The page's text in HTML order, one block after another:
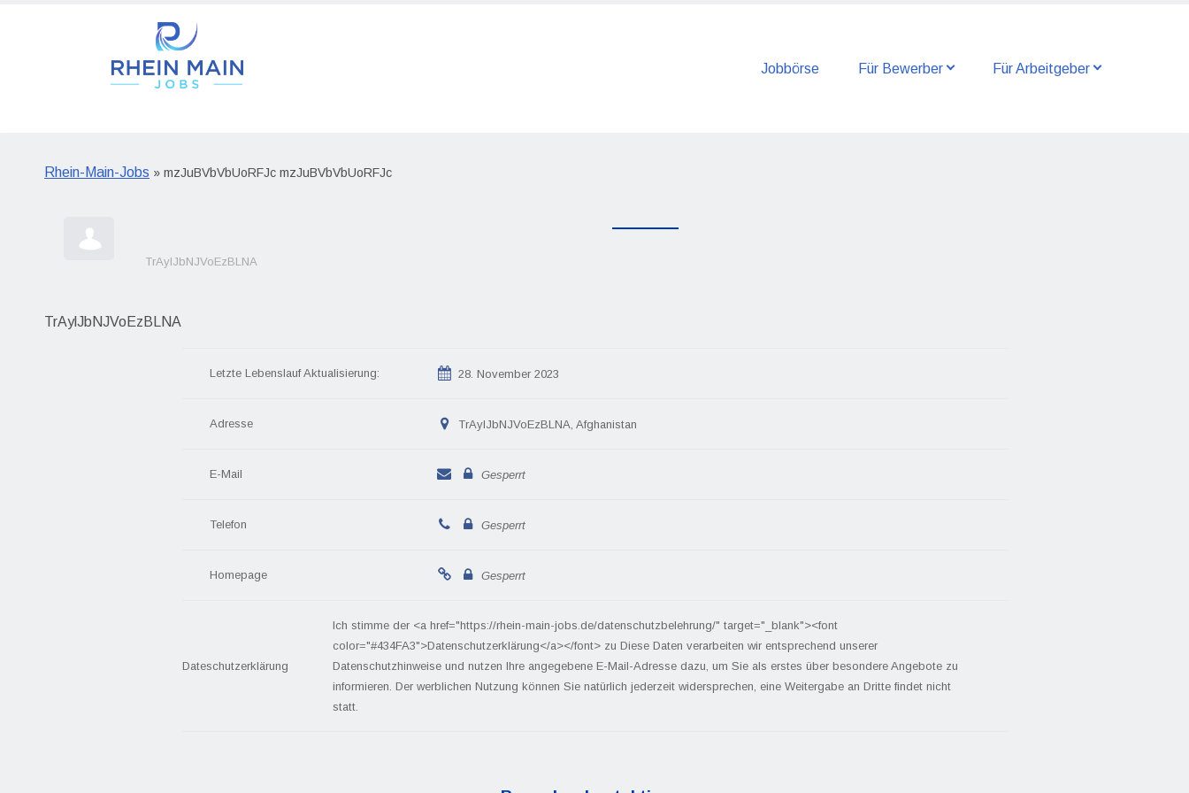
Jobbörse Für Bewerber Für Arbeitgeber
Rhein-Main-Jobs » mzJuBVbVbUoRFJc mzJuBVbVbUoRFJc
TrAylJbNJVoEzBLNA
TrAylJbNJVoEzBLNA
Letzte Lebenslauf Aktualisierung: 28. November 2023
Adresse TrAylJbNJVoEzBLNA, Afghanistan
E-Mail Gesperrt
Telefon Gesperrt
Homepage Gesperrt
Dateschutzerklärung
Ich stimme der <a href="https://rhein-main-jobs.de/datenschutzbelehrung/" target="_blank"><font
color="#434FA3">Datenschutzerklärung</a></font> zu Diese Daten verarbeiten wir entsprechend unserer
Datenschutzhinweise und nutzen Ihre angegebene E-Mail-Adresse dazu, um Sie als erstes über besondere Angebote zu
informieren. Der werblichen Nutzung können Sie natürlich jederzeit widersprechen, eine Weitergabe an Dritte findet nicht
statt.